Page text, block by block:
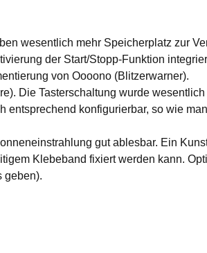
wesentlich mehr Speicherplatz zur
der Start/Stopp-Funktion
von Oooono (Blitzerwarner).
Die Tasterschaltung wurde
konfigurierbar, so wie
gut ablesbar. Ein
Klebeband fixiert werden kann.
geben).